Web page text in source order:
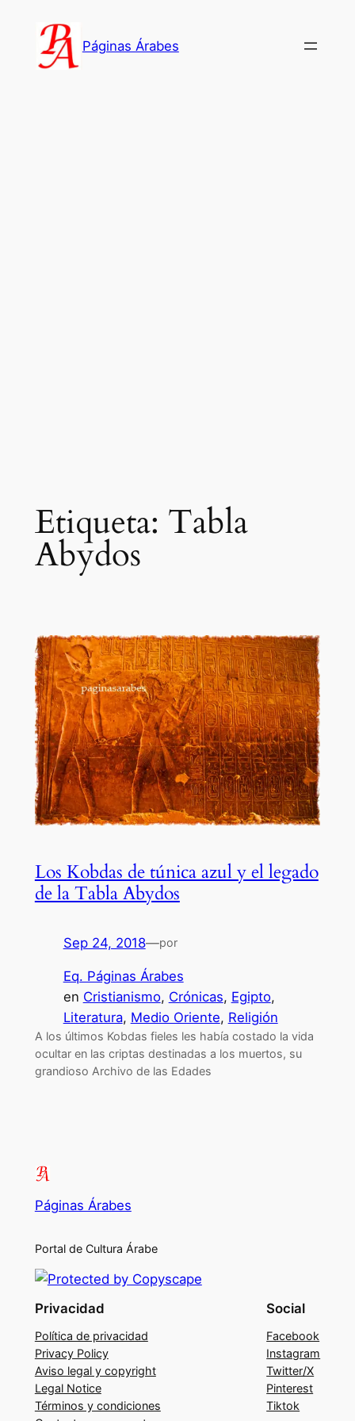
contenido
Páginas Árabes
Etiqueta: Tabla
Abydos
Los Kobdas de túnica azul y el legado
de la Tabla Abydos
Sep 24, 2018—por
Eq. Páginas Árabes
en Cristianismo, Crónicas, Egipto
Literatura, Medio Oriente, Religión
A los últimos Kobdas fieles les había costado la vida
ocultar en las criptas destinadas a los muertos, su
grandioso Archivo de las Edades
Páginas Árabes
Portal de Cultura Árabe
Privacidad
Política de privacidad
Privacy Policy
Aviso legal y copyright
Legal Notice
Términos y condiciones
Social
Facebook
Instagram
Twitter/X
Pinterest
Tiktok